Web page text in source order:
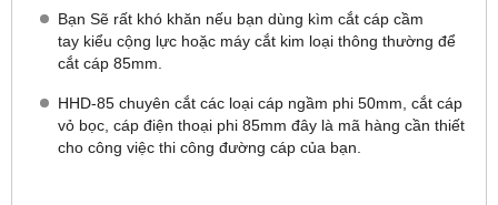
Bạn Sẽ rất khó khăn nếu bạn dùng kìm cắt cáp cầm
tay kiểu cộng lực hoặc máy cắt kim loại thông thường để
cắt cáp 85mm.
HHD-85 chuyên cắt các loại cáp ngầm phi 50mm, cắt cáp
vỏ bọc, cáp điện thoại phi 85mm đây là mã hàng cần thiết
cho công việc thi công đường cáp của bạn.